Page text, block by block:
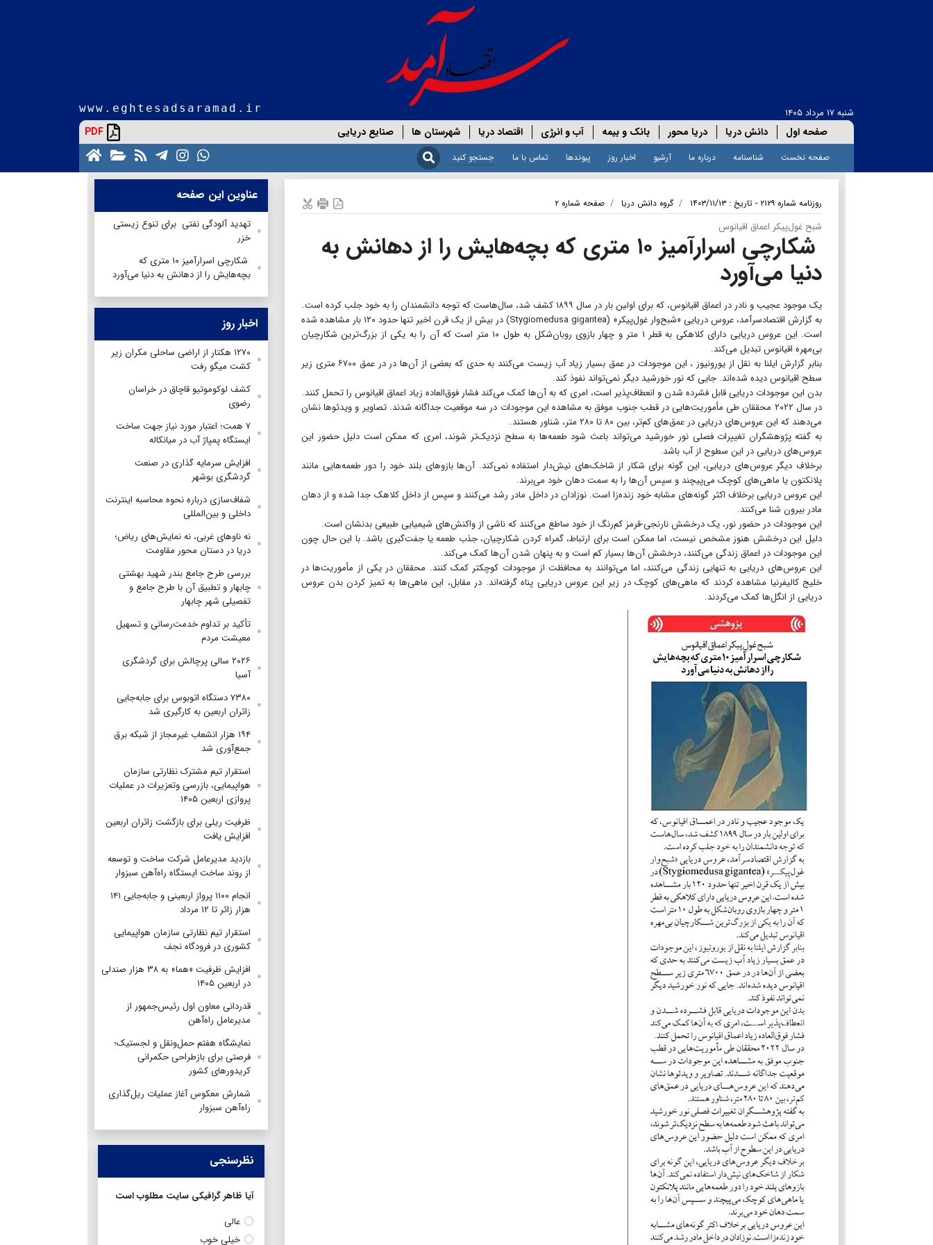
شنبه ۱۷ مرداد ۱۴۰۵ www.eghtesadsaramad.ir
صفحه اول دانش دریا دریا محور بانک و بیمه آب و انرژی اقتصاد دریا شهرستان ها صنایع دریایی PDF
صفحه نخست شناسنامه درباره ما آرشیو اخبار روز پیوندها تماس با ما
روزنامه شماره ۲۱۲۹ - تاریخ : ۱۴۰۳/۱۱/۱۳ گروه دانش دریا صفحه شماره ۲
شبح غول‌پیکر اعماق اقیانوس
شکارچی اسرارآمیز ۱۰ متری که بچه‌هایش را از دهانش به
دنیا می‌آورد
یک موجود عجیب و نادر در اعماق اقیانوس، که برای اولین بار در سال ۱۸۹۹ کشف شد، سال‌هاست که توجه دانشمندان را به خود جلب کرده است.
به گزارش اقتصادسرآمد، عروس دریایی «شبح‌وار غول‌پیکر» (Stygiomedusa gigantea) در بیش از یک قرن اخیر تنها حدود ۱۲۰ بار مشاهده شده
است. این عروس دریایی دارای کلاهکی به قطر ۱ متر و چهار بازوی روبان‌شکل به طول ۱۰ متر است که آن را به یکی از بزرگ‌ترین شکارچیان
بی‌مهره اقیانوس تبدیل می‌کند.
بنابر گزارش ایلنا به نقل از یورونیوز ، این موجودات در عمق بسیار زیاد آب زیست می‌کنند به حدی که بعضی از آن‌ها در در عمق ۶۷۰۰ متری زیر
سطح اقیانوس دیده شده‌اند. جایی که نور خورشید دیگر نمی‌تواند نفوذ کند.
بدن این موجودات دریایی قابل فشرده شدن و انعطاف‌پذیر است، امری که به آن‌ها کمک می‌کند فشار فوق‌العاده زیاد اعماق اقیانوس را تحمل کنند.
در سال ۲۰۲۲ محققان طی مأموریت‌هایی در قطب جنوب موفق به مشاهده این موجودات در سه موقعیت جداگانه شدند. تصاویر و ویدئوها نشان
می‌دهند که این عروس‌های دریایی در عمق‌های کم‌تر، بین ۸۰ تا ۲۸۰ متر، شناور هستند.
به گفته پژوهشگران تغییرات فصلی نور خورشید می‌تواند باعث شود طعمه‌ها به سطح نزدیک‌تر شوند، امری که ممکن است دلیل حضور این
عروس‌های دریایی در این سطوح از آب باشد.
برخلاف دیگر عروس‌های دریایی، این گونه برای شکار از شاخک‌های نیش‌دار استفاده نمی‌کند. آن‌ها بازوهای بلند خود را دور طعمه‌هایی مانند
پلانکتون یا ماهی‌های کوچک می‌پیچند و سپس آن‌ها را به سمت دهان خود می‌برند.
این عروس دریایی برخلاف اکثر گونه‌های مشابه خود زنده‌زا است. نوزادان در داخل مادر رشد می‌کنند و سپس از داخل کلاهک جدا شده و از دهان
مادر بیرون شنا می‌کنند.
این موجودات در حضور نور، یک درخشش نارنجی-قرمز کم‌رنگ از خود ساطع می‌کنند که ناشی از واکنش‌های شیمیایی طبیعی بدنشان است.
دلیل این درخشش هنوز مشخص نیست، اما ممکن است برای ارتباط، گمراه کردن شکارچیان، جذب طعمه یا جفت‌گیری باشد. با این حال چون
این موجودات در اعماق زندگی می‌کنند، درخشش آن‌ها بسیار کم است و به پنهان شدن آن‌ها کمک می‌کند.
این عروس‌های دریایی به تنهایی زندگی می‌کنند، اما می‌توانند به محافظت از موجودات کوچکتر کمک کنند. محققان در یکی از مأموریت‌ها در
خلیج کالیفرنیا مشاهده کردند که ماهی‌های کوچک در زیر این عروس دریایی پناه گرفته‌اند. در مقابل، این ماهی‌ها به تمیز کردن بدن عروس
دریایی از انگل‌ها کمک می‌کردند.
عناوین این صفحه
تهدید آلودگی نفتی برای تنوع زیستی
خزر
شکارچی اسرارآمیز ۱۰ متری که
بچه‌هایش را از دهانش به دنیا می‌آورد
اخبار روز
۱۲۷۰ هکتار از اراضی ساحلی مکران زیر
کشت میگو رفت
کشف لوکوموتیو قاچاق در خراسان
رضوی
۷ همت؛ اعتبار مورد نیاز جهت ساخت
ایستگاه پمپاژ آب در میانکاله
افزایش سرمایه گذاری در صنعت
گردشگری بوشهر
شفاف‌سازی درباره نحوه محاسبه اینترنت
داخلی و بین‌المللی
نه ناوهای غربی، نه نمایش‌های ریاض؛
دریا در دستان محور مقاومت
بررسی طرح جامع بندر شهید بهشتی
چابهار و تطبیق آن با طرح جامع و
تفصیلی شهر چابهار
تأکید بر تداوم خدمت‌رسانی و تسهیل
معیشت مردم
۲۰۲۶ سالی پرچالش برای گردشگری
آسیا
۷۳۸۰ دستگاه اتوبوس برای جابه‌جایی
زائران اربعین به‌ کارگیری شد
۱۹۴ هزار انشعاب غیرمجاز از شبکه برق
جمع‌آوری شد
استقرار تیم مشترک نظارتی سازمان
هواپیمایی، بازرسی وتعزیرات در عملیات
پروازی اربعین ۱۴۰۵
ظرفیت ریلی برای بازگشت زائران اربعین
افزایش یافت
بازدید مدیرعامل شرکت ساخت و توسعه
از روند ساخت ایستگاه راه‌آهن سبزوار
انجام ۱۱۰۰ پرواز اربعینی و جابه‌جایی ۱۴۱
هزار زائر تا ۱۲ مرداد
استقرار تیم‌ نظارتی سازمان هواپیمایی
کشوری در فرودگاه نجف
افزایش ظرفیت «هما» به ۳۸ هزار صندلی
در اربعین ۱۴۰۵
قدردانی معاون اول رئیس‌جمهور از
مدیرعامل راه‌آهن
نمایشگاه هفتم حمل‌ونقل و لجستیک؛
فرصتی برای بازطراحی حکمرانی
کریدورهای کشور
شمارش معکوس آغاز عملیات ریل‌گذاری
راه‌آهن سبزوار
نظرسنجی
آیا ظاهر گرافیکی سایت مطلوب است
عالی
خیلی خوب